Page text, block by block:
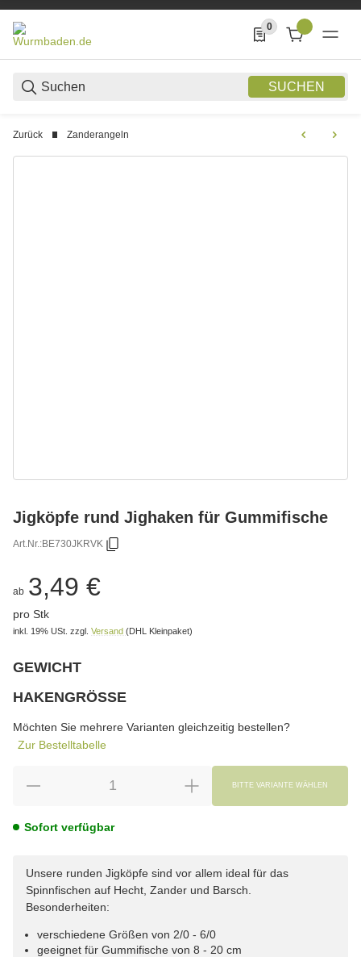
SUCHEN
0
0 Produkte in der
Zurück Zanderangeln
Jigköpfe rund Jighaken für Gummifische
Art.Nr.:BE730JKRVK
ab 3,49 €
pro Stk
inkl. 19% USt. zzgl. Versand (DHL Kleinpaket)
GEWICHT
HAKENGRÖSSE
Möchten Sie mehrere Varianten gleichzeitig bestellen?
Zur Bestelltabelle
BITTE VARIANTE WÄHLEN
Sofort verfügbar
Unsere runden Jigköpfe sind vor allem ideal für das
Spinnfischen auf Hecht, Zander und Barsch.
Besonderheiten:
verschiedene Größen von 2/0 - 6/0
geeignet für Gummifische von 8 - 20 cm